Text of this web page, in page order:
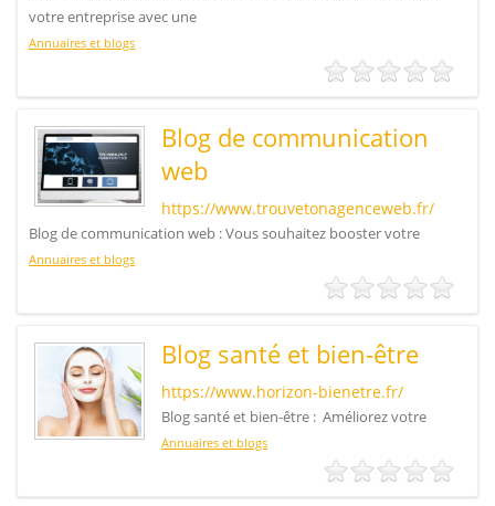
votre entreprise avec une
Annuaires et blogs
Blog de communication
web
https://www.trouvetonagenceweb.fr/
Blog de communication web : Vous souhaitez booster votre
Annuaires et blogs
Blog santé et bien-être
https://www.horizon-bienetre.fr/
Blog santé et bien-être : Améliorez votre
Annuaires et blogs